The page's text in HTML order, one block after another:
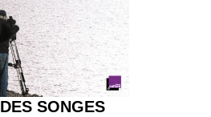
SONGES